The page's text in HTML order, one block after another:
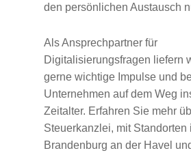
den persönlichen Austausch
Als Ansprechpartner für
Digitalisierungsfragen liefern
gerne wichtige Impulse und
Unternehmen auf dem Weg
Zeitalter. Erfahren Sie mehr
Steuerkanzlei, mit Standorten
Brandenburg an der Havel